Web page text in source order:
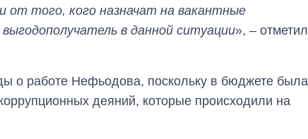
от того, кого назначат на вакантные
в данной ситуации», – отметил
о работе Нефьодова, поскольку в бюджете была
деяний, которые происходили на